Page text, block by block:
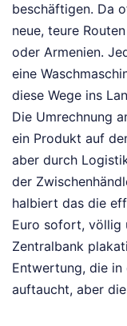
beschäftigen. Da
neue, teure
oder Armenien.
eine
diese Wege ins
Die Umrechnung
ein Produkt auf
aber durch
der
halbiert das die
Euro sofort, völlig
Zentralbank
Entwertung, die
auftaucht, aber